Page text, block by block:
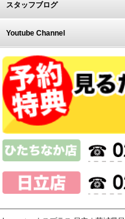
スタッフブログ
Youtube Channel